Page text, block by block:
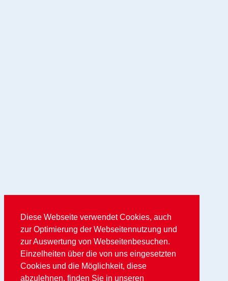
Diese Webseite verwendet Cookies, auch
zur Optimierung der Webseitennutzung und
zur Auswertung von Webseitenbesuchen.
Einzelheiten über die von uns eingesetzten
Cookies und die Möglichkeit, diese
abzulehnen, finden Sie in unseren